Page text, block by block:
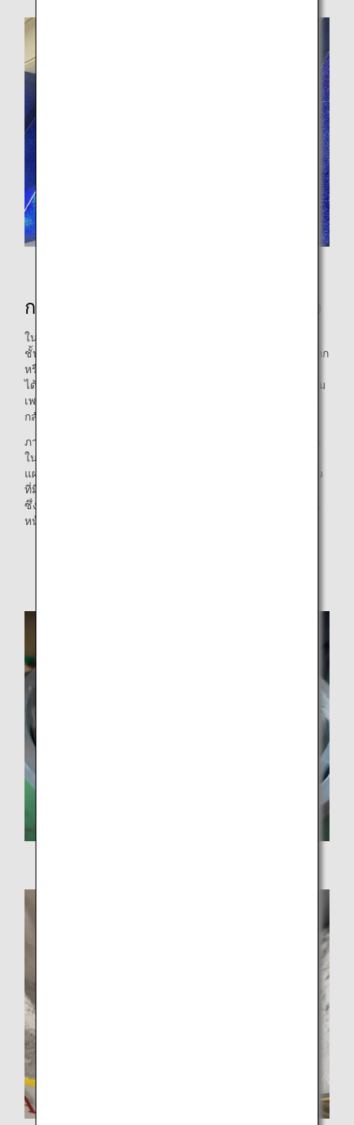
กระบวนการทำ “โทบัน”(แผงเซรามิก)
ในระหว่างเที่ยวบิน อาหารสำหรับผู้โดยสารชั้นเฟิร์สคลาสและ
ชั้นธุรกิจจะเสิร์ฟมาในภาชนะดินเผาและพอร์ซเลน ซึ่งมักจะแตก
หรือบิ่น ทำให้ต้องทิ้งภาชนะเหล่านั้น เราได้สำรวจความเป็นไป
ได้ในการนำภาชนะรับประทานอาหารนี้กลับมาใช้ใหม่เพื่อความ
เพลิดเพลินสำหรับผู้โดยสารของเรา และเราได้ตัดสินใจที่จะนำ
กลับมาใช้ในพื้นที่พรีเมียม
ภาชนะรับประทานอาหารที่ถูกทิ้งประมาณ 20 กิโลกรัมจะถูกบด
ในเครื่องบด และผสมจนกลายเป็นเคลือบ ซึ่งจะถูกสเปรย์ลงบน
แผงเซรามิก แผงเหล่านี้จะถูกเผาในเตาเผาเพื่อสร้างสีและพื้นผิว
ที่มีความลึก แผงที่สร้างเสร็จแล้วจะถูกติดตั้งบนผนังขนาดใหญ่
ซึ่งสูงประมาณ 3 เมตร ยาวประมาณ 22 เมตร* โดยจะอยู่ที่ส่วน
หน้าของทางเข้าพื้นที่พรีเมียม